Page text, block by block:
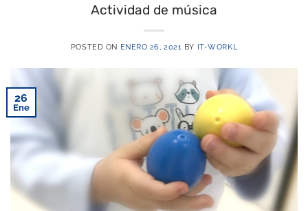
Actividad de música
POSTED ON ENERO 26, 2021 BY IT-WORKL
26
Ene